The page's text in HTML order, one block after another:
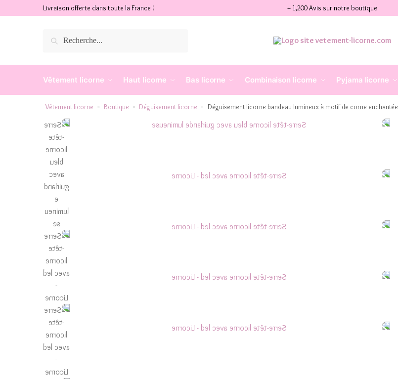
Livraison offerte dans toute la France ! + 1,200 Avis sur notre boutique
Recherche
Vêtement licorne Haut licorne Bas licorne Combinaison licorne Pyjama licorne
Vêtement licorne » Boutique » Déguisement licorne » Déguisement licorne bandeau lumineux à motif de corne enchantée